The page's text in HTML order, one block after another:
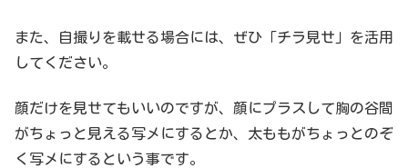
また、自撮りを載せる場合には、ぜひ「チラ見せ」を活用
してください。
顔だけを見せてもいいのですが、顔にプラスして胸の谷間
がちょっと見える写メにするとか、太ももがちょっとのぞ
く写メにするという事です。